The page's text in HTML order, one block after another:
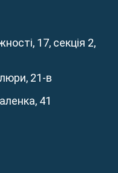
17, секція 2,
21-в
41